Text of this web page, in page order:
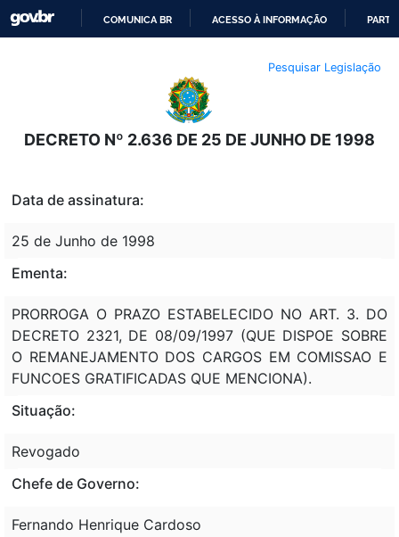
O
CONTEÚDO
COMUNICA BR ACESSO À INFORMAÇÃO
Pesquisar Legislação
DECRETO Nº 2.636 DE 25 DE JUNHO DE 1998
Data de assinatura:
25 de Junho de 1998
Ementa:
PRORROGA O PRAZO ESTABELECIDO NO ART. 3. DO
DECRETO 2321, DE 08/09/1997 (QUE DISPOE SOBRE
O REMANEJAMENTO DOS CARGOS EM COMISSAO E
FUNCOES GRATIFICADAS QUE MENCIONA).
Situação:
Revogado
Chefe de Governo:
Fernando Henrique Cardoso